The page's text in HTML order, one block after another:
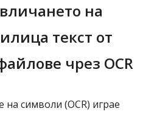
на
текст от
чрез OCR
символи (OCR) играе